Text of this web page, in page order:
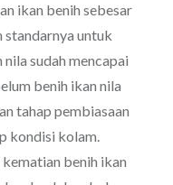
ikan benih sebesar
standarnya untuk
sudah mencapai
benih ikan nila
tahap pembiasaan
kondisi kolam.
benih ikan